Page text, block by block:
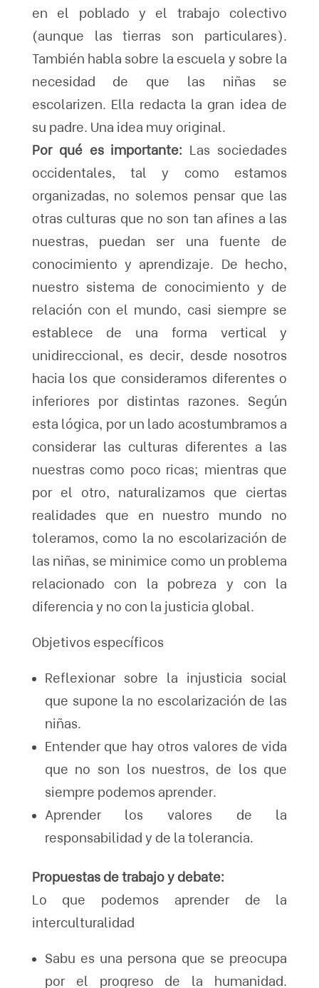
en el poblado y el trabajo colectivo
(aunque las tierras son particulares).
También habla sobre la escuela y sobre la
necesidad de que las niñas se
escolarizen. Ella redacta la gran idea de
su padre. Una idea muy original.
Por qué es importante: Las sociedades
occidentales, tal y como estamos
organizadas, no solemos pensar que las
otras culturas que no son tan afines a las
nuestras, puedan ser una fuente de
conocimiento y aprendizaje. De hecho,
nuestro sistema de conocimiento y de
relación con el mundo, casi siempre se
establece de una forma vertical y
unidireccional, es decir, desde nosotros
hacia los que consideramos diferentes o
inferiores por distintas razones. Según
esta lógica, por un lado acostumbramos a
considerar las culturas diferentes a las
nuestras como poco ricas; mientras que
por el otro, naturalizamos que ciertas
realidades que en nuestro mundo no
toleramos, como la no escolarización de
las niñas, se minimice como un problema
relacionado con la pobreza y con la
diferencia y no con la justicia global.
Objetivos específicos
Reflexionar sobre la injusticia social
que supone la no escolarización de las
niñas.
Entender que hay otros valores de vida
que no son los nuestros, de los que
siempre podemos aprender.
Aprender los valores de la
responsabilidad y de la tolerancia.
Propuestas de trabajo y debate:
Lo que podemos aprender de la
interculturalidad
Sabu es una persona que se preocupa
por el progreso de la humanidad.